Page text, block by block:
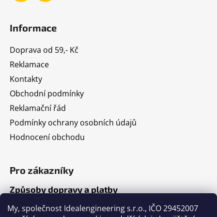
My, společnost Idealengineering s.r.o., IČO 29452007
Informace
Doprava od 59,- Kč
Reklamace
Kontakty
Obchodní podmínky
Reklamační řád
Podmínky ochrany osobních údajů
Hodnocení obchodu
Pro zákazníky
Způsoby dopravy a platby
Jak nakupovat